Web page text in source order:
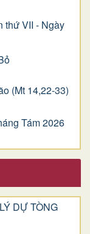
thứ VII - Ngày
(Mt 14,22-33)
Tám 2026
DỰ TÒNG